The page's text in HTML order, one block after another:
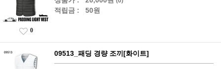
적립금 : 50원
0
09513_패딩 경량 조끼[화이트]